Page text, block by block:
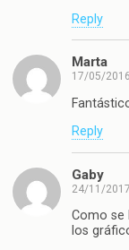
Reply
Marta
17/05/2016
Reply
Gaby
24/11/2017
Como se
los